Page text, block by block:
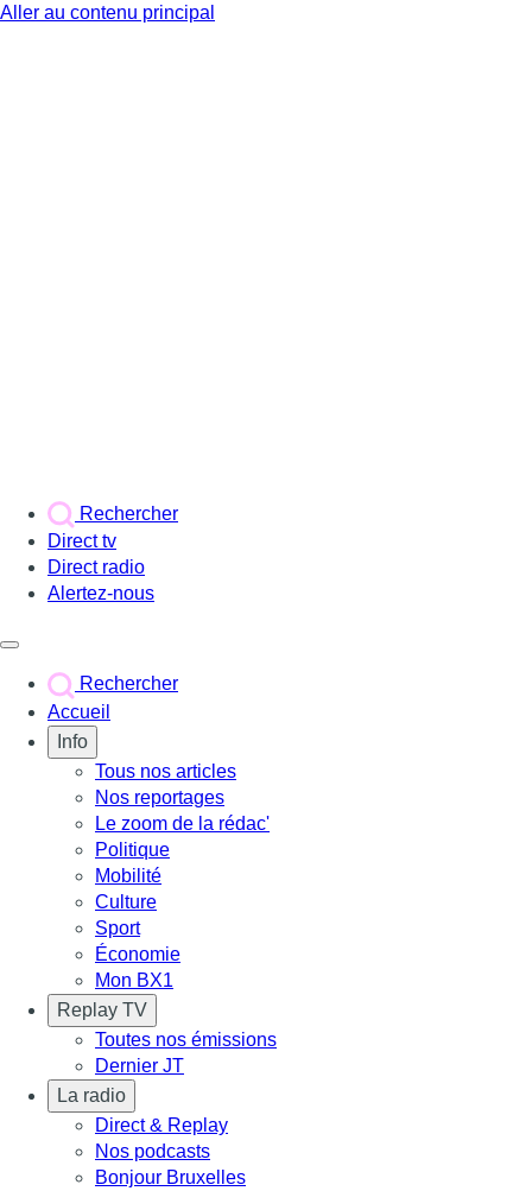
Aller au contenu principal
Rechercher
Direct tv
Direct radio
Alertez-nous
Rechercher
Accueil
Info
Tous nos articles
Nos reportages
Le zoom de la rédac'
Politique
Mobilité
Culture
Sport
Économie
Mon BX1
Replay TV
Toutes nos émissions
Dernier JT
La radio
Direct & Replay
Nos podcasts
Bonjour Bruxelles